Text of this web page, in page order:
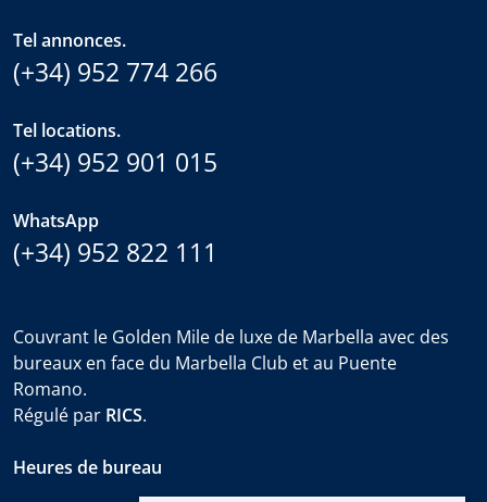
Tel annonces.
(+34) 952 774 266
Tel locations.
(+34) 952 901 015
WhatsApp
(+34) 952 822 111
Couvrant le Golden Mile de luxe de Marbella avec des
bureaux en face du Marbella Club et au Puente
Romano.
Régulé par RICS.
Heures de bureau